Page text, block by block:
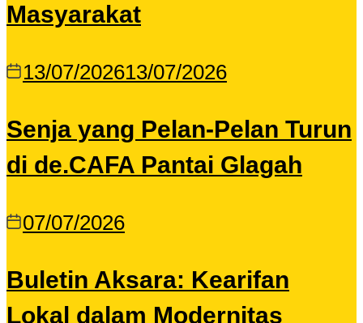
Masyarakat
13/07/202613/07/2026
Senja yang Pelan-Pelan Turun
di de.CAFA Pantai Glagah
07/07/2026
Buletin Aksara: Kearifan
Lokal dalam Modernitas